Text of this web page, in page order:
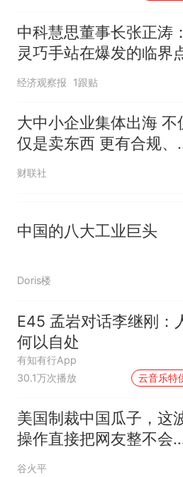
空调24小时
电力部门回
台风"白海
全部作废，
中科慧思董事长张正涛：
灵巧手站在爆发的临界
经济观察报 1跟贴
大中小企业集体出海 不
仅是卖东西 更有合规、
律、ESG等多重挑战
财联社
中国的八大工业巨头
Doris楼
E45 孟岩对话李继刚：
何以自处
有知有行App
30.1万次播放
云音乐特
美国制裁中国瓜子，这
操作直接把网友整不会
02
谷火平